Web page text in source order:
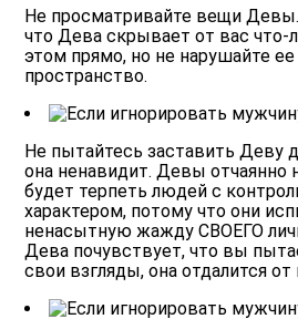
Не просматривайте вещи Девы.
что Дева скрывает от вас что-
этом прямо, но не нарушайте ее
пространство.
Не пытайтесь заставить Деву
она ненавидит. Девы отчаянно
будет терпеть людей с
характером, потому что они
ненасытную жажду СВОЕГО
Дева почувствует, что вы
свои взгляды, она отдалится от